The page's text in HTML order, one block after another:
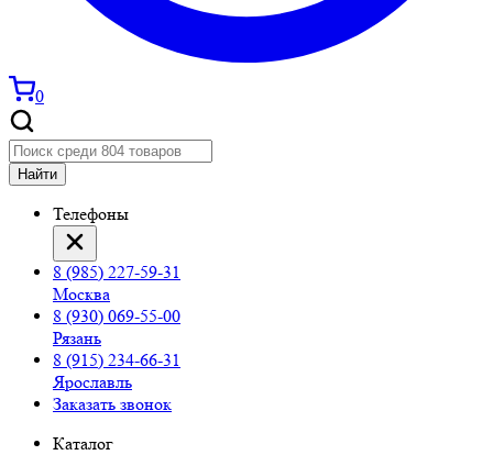
0
Найти
Телефоны
8 (985) 227-59-31
Москва
8 (930) 069-55-00
Рязань
8 (915) 234-66-31
Ярославль
Заказать звонок
Каталог